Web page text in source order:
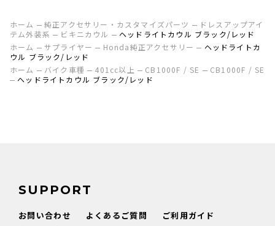
ホーム 純正アクセサリー・カスタマイズパーツ
ドレスアップアイ
テム外装系
ビキニカウル
ヘッドライトカウル ブラック/レッド
ホーム
サプライヤー Honda純正アクセサリー
ヘッドライトカ
ウル ブラック/レッド
ホーム
バイク車種 401cc以上 CB1000F / SE
CB1000F / SE
ヘッドライトカウル ブラック/レッド
SUPPORT
お問い合わせ よくあるご質問
ご利用ガイド